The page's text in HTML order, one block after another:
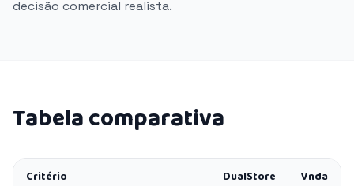
decisão comercial realista.
Tabela comparativa
Critério DualStore Vnda